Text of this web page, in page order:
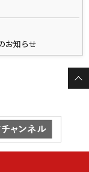
お知らせ